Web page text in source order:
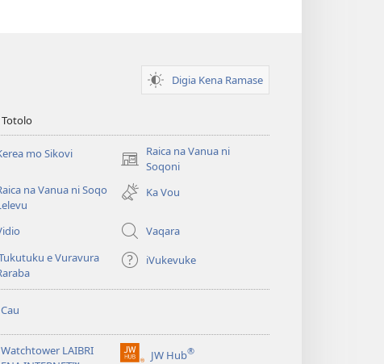
Digia Kena Ramase
Totolo
mo Sikovi
Raica na Vanua ni
Soqoni
(opens
new
window)
na Vanua ni Soqo
Ka Vou
Vaqara
e Vuravura
iVukevuke
Cau
Watchtower LAIBRI
JW Hub®